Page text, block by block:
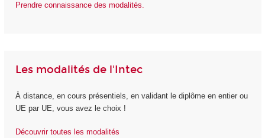
Prendre connaissance des modalités.
Les modalités de l'Intec
À distance, en cours présentiels, en validant le diplôme en entier ou
UE par UE, vous avez le choix !
Découvrir toutes les modalités